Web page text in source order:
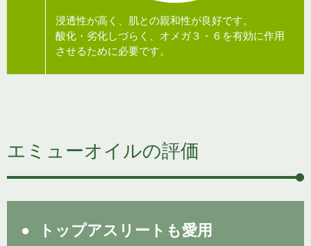
浸透性が高く、肌との親和性が良好です。
酸化・劣化しづらく、オメガ３・６を有効に作用
させるために必要です。
エミューオイルの評価
トップアスリートも愛用